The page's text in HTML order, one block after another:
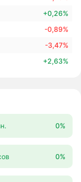
+0,26%
-0,89%
-3,47%
+2,63%
0%
0%